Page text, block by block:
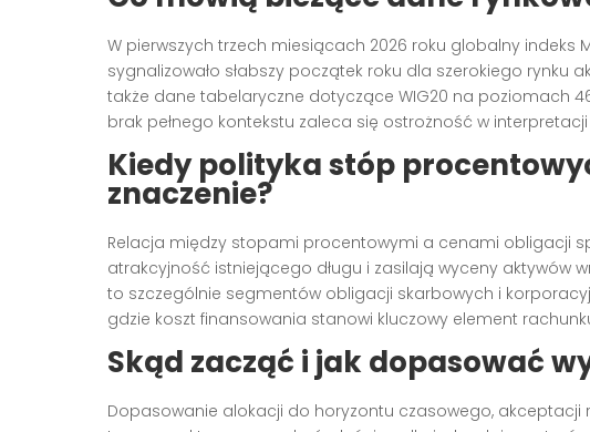
W pierwszych trzech miesiącach 2026 roku globalny indeks
sygnalizowało słabszy początek roku dla szerokiego rynku
także dane tabelaryczne dotyczące WIG20 na poziomach
brak pełnego kontekstu zaleca się ostrożność w
Kiedy polityka stóp
znaczenie?
Relacja między stopami procentowymi a cenami obligacji
atrakcyjność istniejącego długu i zasilają wyceny aktywów
to szczególnie segmentów obligacji skarbowych i
gdzie koszt finansowania stanowi kluczowy element
Skąd zacząć i jak dopasować
Dopasowanie alokacji do horyzontu czasowego, akceptacji